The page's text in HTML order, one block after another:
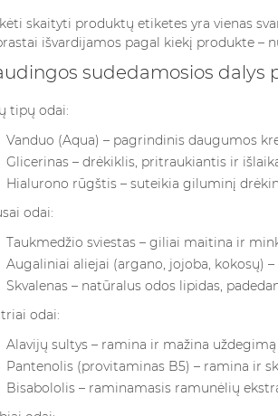
skaityti produktų etiketes yra vienas
išvardijamos pagal kiekį produkte –
sudedamosios dalys
tipų odai:
Vanduo (Aqua) – pagrindinis daugumos
Glicerinas – drėkiklis, pritraukiantis ir
Hialurono rūgštis – suteikia giluminį
odai:
Taukmedžio sviestas – giliai maitina ir
Augaliniai aliejai (argano, jojoba, kokosų)
Skvalenas – natūralus odos lipidas,
odai:
Alavijų sultys – ramina ir mažina uždegimą
Pantenolis (provitaminas B5) – ramina ir
Bisabololis – raminamasis ramunėlių